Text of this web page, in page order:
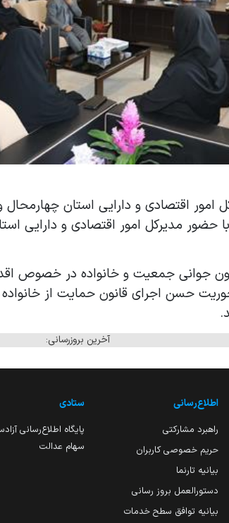
امور اقتصادی و دارایی استان
حضور مدیرکل امور اقتصادی و دارایی
جوانی جمعیت و خانواده در خصوص
حسن اجرای قانون حمایت از
.
آخرین بروزرسانی:
اطلاع‌رسانی
راهبرد مشارکتی
حریم خصوصی کاربران
بیانیه تارنما
دستورالعمل بروز رسانی
بیانیه توافق سطح خدمات
ستادی
پایگاه اطلاع‌رسانی
سهام عدالت